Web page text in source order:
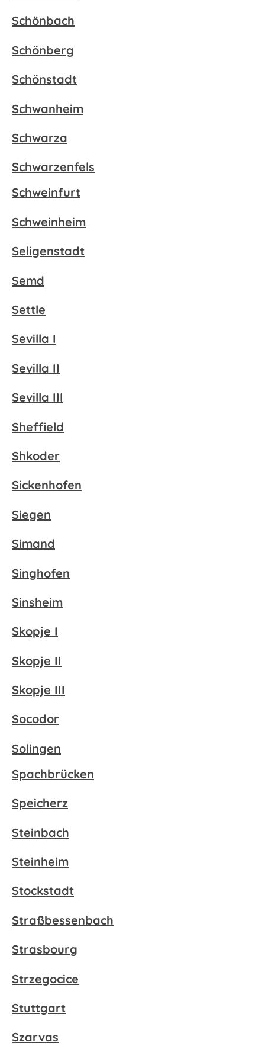
Schönbach
Schönberg
Schönstadt
Schwanheim
Schwarza
Schwarzenfels
Schweinfurt
Schweinheim
Seligenstadt
Semd
Settle
Sevilla I
Sevilla II
Sevilla III
Sheffield
Shkoder
Sickenhofen
Siegen
Simand
Singhofen
Sinsheim
Skopje I
Skopje II
Skopje III
Socodor
Solingen
Spachbrücken
Speicherz
Steinbach
Steinheim
Stockstadt
Straßbessenbach
Strasbourg
Strzegocice
Stuttgart
Szarvas